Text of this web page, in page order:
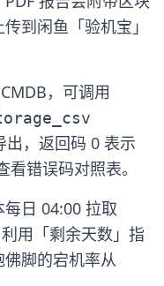
到闲鱼「验机宝」
，可调用
出，返回码 0 表示
错误码对照表。
日 04:00 拉取
用「剩余天数」指
脚的宕机率从